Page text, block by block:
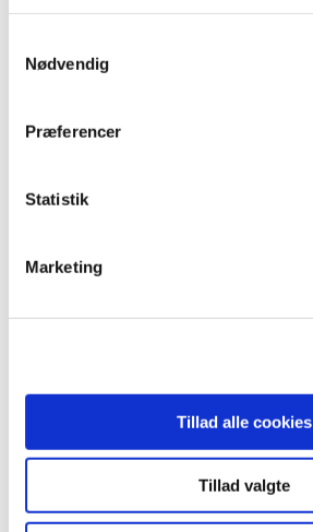
Nødvendig
Præferencer
Statistik
Marketing
Tillad alle cookies
Tillad valgte
2015 (33)
december (3)
oktober (1)
august (4)
maj (2)
januar (3)
2012 (44)
2010 (7)